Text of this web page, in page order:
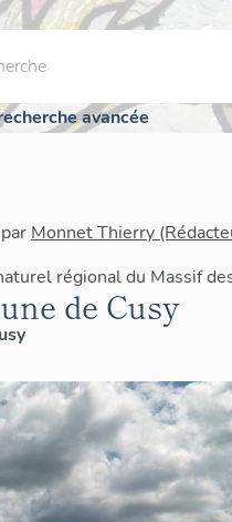
avancée
Monnet Thierry
régional du Massif
de Cusy